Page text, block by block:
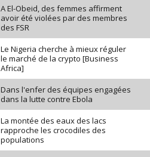
A El-Obeid, des femmes affirment
avoir été violées par des membres
des FSR
Le Nigeria cherche à mieux réguler
le marché de la crypto [Business
Africa]
Dans l'enfer des équipes engagées
dans la lutte contre Ebola
La montée des eaux des lacs
rapproche les crocodiles des
populations